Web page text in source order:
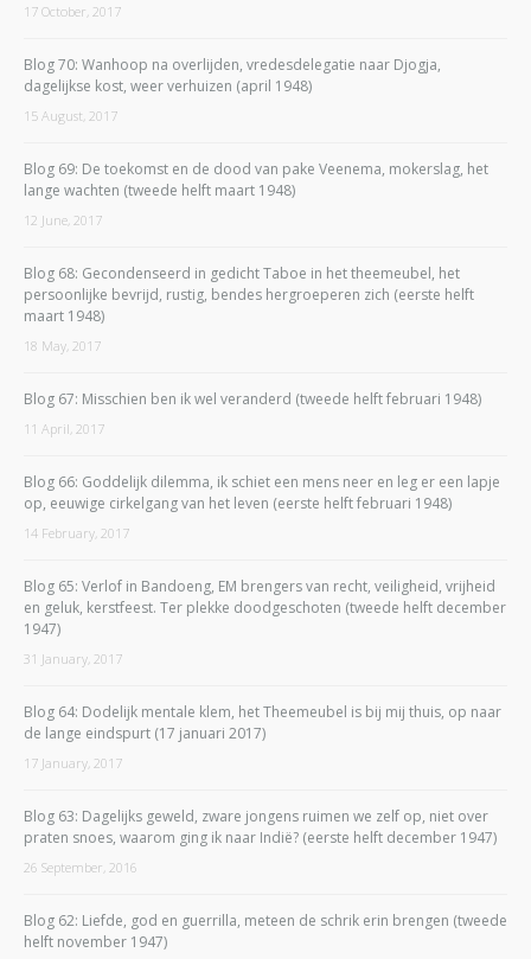
17 October, 2017
Blog 70: Wanhoop na overlijden, vredesdelegatie naar Djogja,
dagelijkse kost, weer verhuizen (april 1948)
15 August, 2017
Blog 69: De toekomst en de dood van pake Veenema, mokerslag, het
lange wachten (tweede helft maart 1948)
12 June, 2017
Blog 68: Gecondenseerd in gedicht Taboe in het theemeubel, het
persoonlijke bevrijd, rustig, bendes hergroeperen zich (eerste helft
maart 1948)
18 May, 2017
Blog 67: Misschien ben ik wel veranderd (tweede helft februari 1948)
11 April, 2017
Blog 66: Goddelijk dilemma, ik schiet een mens neer en leg er een lapje
op, eeuwige cirkelgang van het leven (eerste helft februari 1948)
14 February, 2017
Blog 65: Verlof in Bandoeng, EM brengers van recht, veiligheid, vrijheid
en geluk, kerstfeest. Ter plekke doodgeschoten (tweede helft december
1947)
31 January, 2017
Blog 64: Dodelijk mentale klem, het Theemeubel is bij mij thuis, op naar
de lange eindspurt (17 januari 2017)
17 January, 2017
Blog 63: Dagelijks geweld, zware jongens ruimen we zelf op, niet over
praten snoes, waarom ging ik naar Indië? (eerste helft december 1947)
26 September, 2016
Blog 62: Liefde, god en guerrilla, meteen de schrik erin brengen (tweede
helft november 1947)